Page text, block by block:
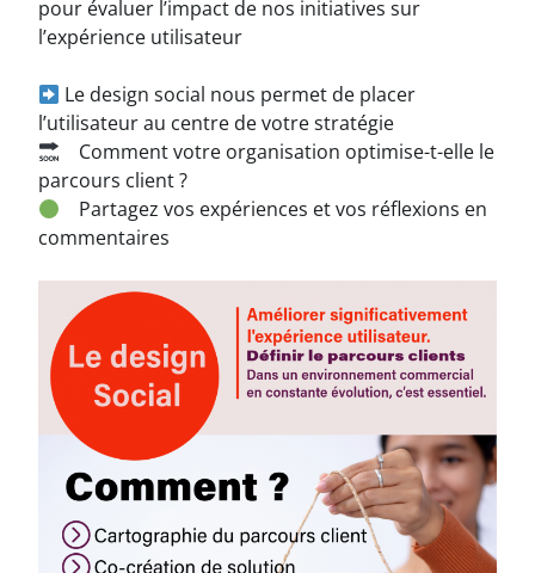
pour évaluer l’impact de nos initiatives sur
l’expérience utilisateur
Le design social nous permet de placer
l’utilisateur au centre de votre stratégie
Comment votre organisation optimise-t-elle le
parcours client ?
Partagez vos expériences et vos réflexions en
commentaires